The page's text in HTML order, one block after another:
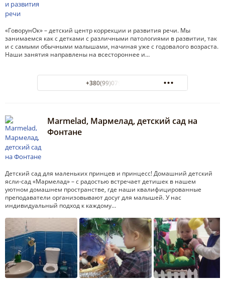
«ГоворунОк» – детский центр коррекции и развития речи. Мы
занимаемся как с детками с различными патологиями в развитии, так
и с самыми обычными малышами, начиная уже с годовалого возраста.
Наши занятия направлены на всестороннее и…
+380(99)079-25-93
Marmelad, Мармелад, детский сад на
Фонтане
Детский сад для маленьких принцев и принцесс! Домашний детский
ясли-сад «Мармелад» – с радостью встречает детишек в нашем
уютном домашнем пространстве, где наши квалифицированные
преподаватели организовывают досуг для малышей. У нас
индивидуальный подход к каждому…